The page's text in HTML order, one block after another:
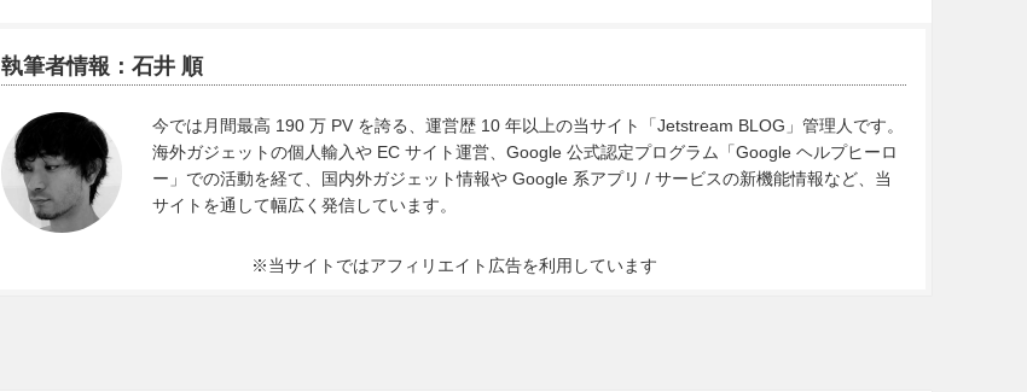
執筆者情報：石井 順
今では月間最高 190 万 PV を誇る、運営歴 10 年以上の当サイト「Jetstream BLOG」管理人です。
海外ガジェットの個人輸入や EC サイト運営、Google 公式認定プログラム「Google ヘルプヒーロ
ー」での活動を経て、国内外ガジェット情報や Google 系アプリ / サービスの新機能情報など、当
サイトを通して幅広く発信しています。
※当サイトではアフィリエイト広告を利用しています